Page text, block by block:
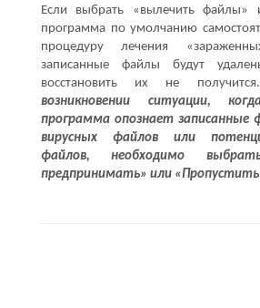
Если выбрать «вылечить файлы»
программа по умолчанию
процедуру лечения
записанные файлы будут
восстановить их не
возникновении ситуации,
программа опознает записанные
вирусных файлов или
файлов, необходимо
предпринимать» или